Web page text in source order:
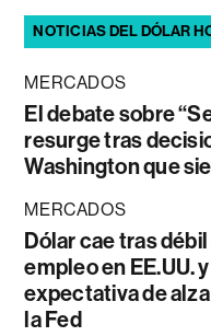
NOTICIAS DEL DÓLAR
MERCADOS
El debate sobre
resurge tras
Washington que
MERCADOS
Dólar cae tras
empleo en EE.UU.
expectativa de
la Fed